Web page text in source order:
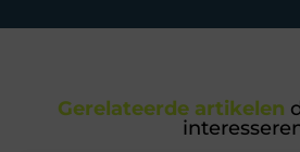
Gerelateerde artikelen